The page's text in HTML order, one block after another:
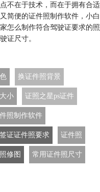
不在于技术，而在于拥有合适
简便的证件照制作软件，小白
怎么制作符合驾驶证要求的照
证尺寸。
换证件照背景
小 证照之星ps证件
照制作软件
签证证件照要求 证件照
修图 常用证件照尺寸